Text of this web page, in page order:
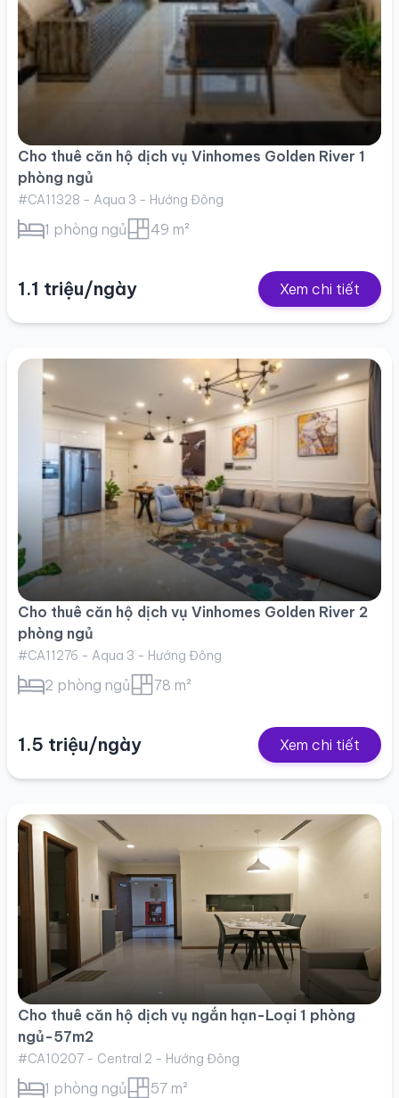
Cho thuê căn hộ dịch vụ Vinhomes Golden River 1
phòng ngủ
#CA11328 - Aqua 3 - Hướng Đông
1 phòng ngủ 49 m²
1.1 triệu/ngày Xem chi tiết
Cho thuê căn hộ dịch vụ Vinhomes Golden River 2
phòng ngủ
#CA11276 - Aqua 3 - Hướng Đông
2 phòng ngủ 78 m²
1.5 triệu/ngày Xem chi tiết
Cho thuê căn hộ dịch vụ ngắn hạn-Loại 1 phòng
ngủ-57m2
#CA10207 - Central 2 - Hướng Đông
1 phòng ngủ 57 m²